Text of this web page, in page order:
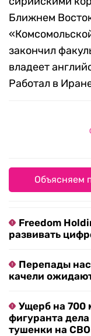
Ближнем
закончил
владеет
Работал в
Объясняем
Freedom
развивать
Перепады
качели
Ущерб на 700
фигуранта
тушенки на СВО